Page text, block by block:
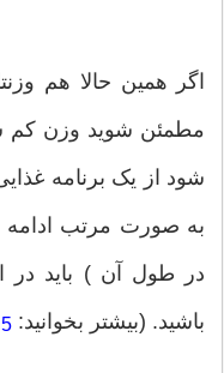
اگر همین حالا هم
مطمئن شوید وزن کم
شود از یک برنامه
به صورت مرتب
در طول آن ) باید در
باشید. (بیشتر بخوانید: 5 ورزش مناسب برای کاهش وزن